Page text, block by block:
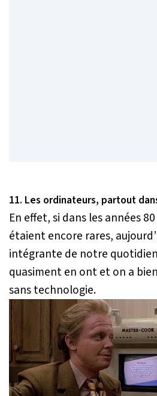
11. Les ordinateurs, partout
En effet, si dans les années
étaient encore rares,
intégrante de notre
quasiment en ont et on a
sans technologie.